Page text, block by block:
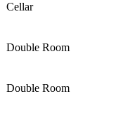
Cellar
Double Room
Double Room